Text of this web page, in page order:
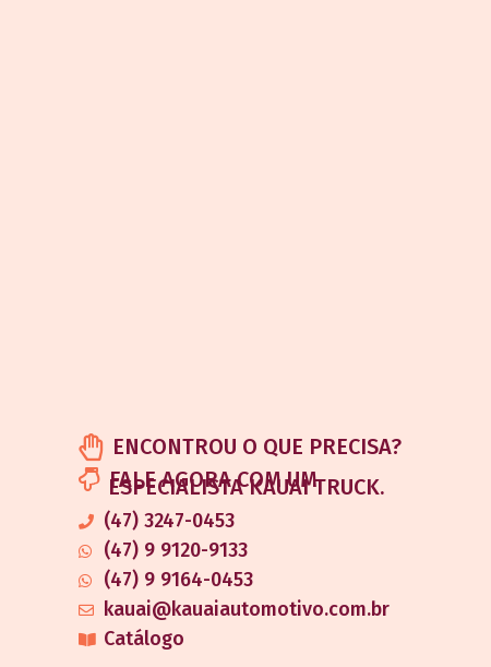
ENCONTROU O QUE PRECISA?
FALE AGORA COM UM
ESPECIALISTA KAUAI TRUCK.
(47) 3247-0453
(47) 9 9120-9133
(47) 9 9164-0453
kauai@kauaiautomotivo.com.br
Catálogo